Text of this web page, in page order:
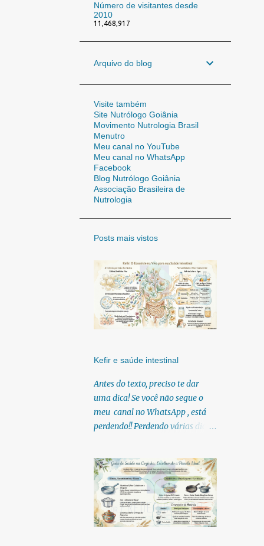
Número de visitantes desde
2010
11,468,917
Arquivo do blog
Visite também
Site Nutrólogo Goiânia
Movimento Nutrologia Brasil
Menutro
Meu canal no YouTube
Meu canal no WhatsApp
Facebook
Blog Nutrólogo Goiânia
Associação Brasileira de
Nutrologia
Posts mais vistos
Kefir e saúde intestinal
Antes do texto, preciso te dar
uma dica! Se você não segue o
meu canal no WhatsApp , está
perdendo!! Perdendo várias dicas,
infográficos, o link para
download dos meus e-books.
Para acessar clique no link:
https://whatsapp.com/channel/0
029Vb6U4AqKgsNzkBhubA40